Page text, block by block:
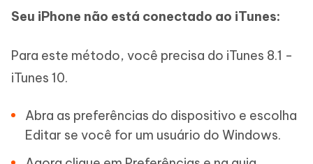
Seu iPhone não está conectado ao iTunes:
Para este método, você precisa do iTunes 8.1 -
iTunes 10.
Abra as preferências do dispositivo e escolha
Editar se você for um usuário do Windows.